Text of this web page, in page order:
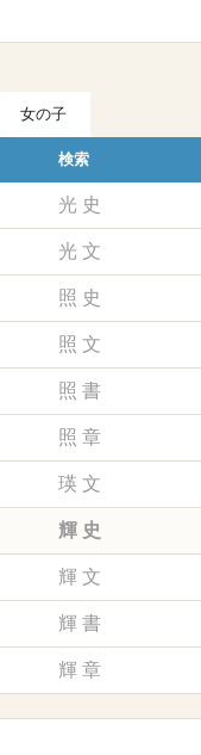
女の子
検索
光 史
光 文
照 史
照 文
照 書
照 章
瑛 文
輝 史
輝 文
輝 書
輝 章